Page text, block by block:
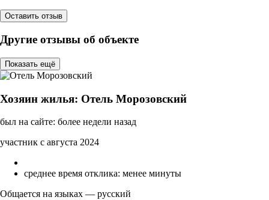
Оставить отзыв
Другие отзывы об объекте
Показать ещё
Хозяин жилья: Отель Морозовский
был на сайте: более недели назад
участник с августа 2024
среднее время отклика: менее минуты
Общается на языках — русский